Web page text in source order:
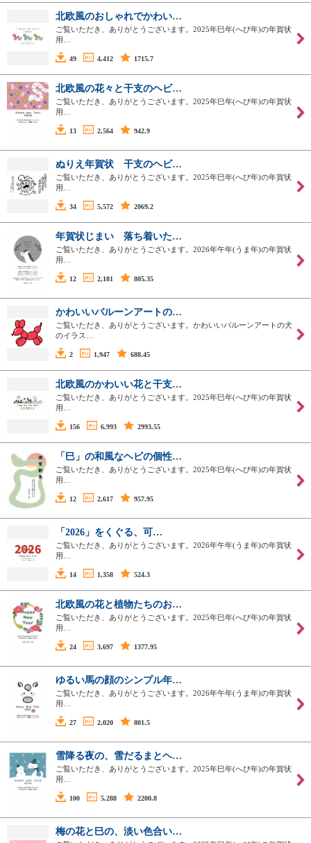
北欧風のおしゃれでかわい…
ご覧いただき、ありがとうございます。2025年巳年(へび年)の年賀状
用…
49 4,412 1715.7
北欧風の花々と干支のヘビ…
ご覧いただき、ありがとうございます。2025年巳年(へび年)の年賀状
用…
13 2,564 942.9
ぬりえ年賀状 干支のヘビ…
ご覧いただき、ありがとうございます。2025年巳年(へび年)の年賀状
用…
34 5,572 2069.2
年賀状じまい 落ち着いた…
ご覧いただき、ありがとうございます。2026年午年(うま年)の年賀状
用…
12 2,181 805.35
かわいいバルーンアートの…
ご覧いただき、ありがとうございます。かわいいバルーンアートの犬
のイラス…
2 1,947 688.45
北欧風のかわいい花と干支…
ご覧いただき、ありがとうございます。2025年巳年(へび年)の年賀状
用…
156 6,993 2993.55
「巳」の和風なヘビの個性…
ご覧いただき、ありがとうございます。2025年巳年(へび年)の年賀状
用…
12 2,617 957.95
「2026」をくぐる、可…
ご覧いただき、ありがとうございます。2026年午年(うま年)の年賀状
用…
14 1,358 524.3
北欧風の花と植物たちのお…
ご覧いただき、ありがとうございます。2025年巳年(へび年)の年賀状
用…
24 3,697 1377.95
ゆるい馬の顔のシンプル年…
ご覧いただき、ありがとうございます。2026年午年(うま年)の年賀状
用…
27 2,020 801.5
雪降る夜の、雪だるまとヘ…
ご覧いただき、ありがとうございます。2025年巳年(へび年)の年賀状
用…
100 5,288 2200.8
梅の花と巳の、淡い色合い…